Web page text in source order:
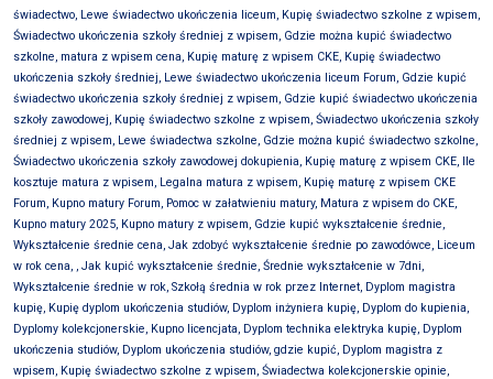
świadectwo, Lewe świadectwo ukończenia liceum, Kupię świadectwo szkolne z wpisem,
Świadectwo ukończenia szkoły średniej z wpisem, Gdzie można kupić świadectwo
szkolne, matura z wpisem cena, Kupię maturę z wpisem CKE, Kupię świadectwo
ukończenia szkoły średniej, Lewe świadectwo ukończenia liceum Forum, Gdzie kupić
świadectwo ukończenia szkoły średniej z wpisem, Gdzie kupić świadectwo ukończenia
szkoły zawodowej, Kupię świadectwo szkolne z wpisem, Świadectwo ukończenia szkoły
średniej z wpisem, Lewe świadectwa szkolne, Gdzie można kupić świadectwo szkolne,
Świadectwo ukończenia szkoły zawodowej dokupienia, Kupię maturę z wpisem CKE, Ile
kosztuje matura z wpisem, Legalna matura z wpisem, Kupię maturę z wpisem CKE
Forum, Kupno matury Forum, Pomoc w załatwieniu matury, Matura z wpisem do CKE,
Kupno matury 2025, Kupno matury z wpisem, Gdzie kupić wykształcenie średnie,
Wykształcenie średnie cena, Jak zdobyć wykształcenie średnie po zawodówce, Liceum
w rok cena, , Jak kupić wykształcenie średnie, Średnie wykształcenie w 7dni,
Wykształcenie średnie w rok, Szkołą średnia w rok przez Internet, Dyplom magistra
kupię, Kupię dyplom ukończenia studiów, Dyplom inżyniera kupię, Dyplom do kupienia,
Dyplomy kolekcjonerskie, Kupno licencjata, Dyplom technika elektryka kupię, Dyplom
ukończenia studiów, Dyplom ukończenia studiów, gdzie kupić, Dyplom magistra z
wpisem, Kupię świadectwo szkolne z wpisem, Świadectwa kolekcjonerskie opinie,